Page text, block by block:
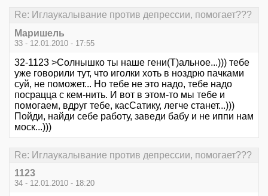
Re: Иглаукалывание против депрессии, помогает???
Маришель
33 - 12.01.2010 - 17:55
32-1123 >Солнышко ты наше гени(Т)альное...))) тебе
уже говорили тут, что иголки хоть в ноздрю пачками
суй, не поможет... Но тебе не это надо, тебе надо
посрацца с кем-нить. И вот в этом-то мы тебе и
помогаем, вдруг тебе, касСатику, легче станет...)))
Пойди, найди себе работу, заведи бабу и не иппи нам
моск...)))
Re: Иглаукалывание против депрессии, помогает???
1123
34 - 12.01.2010 - 18:20